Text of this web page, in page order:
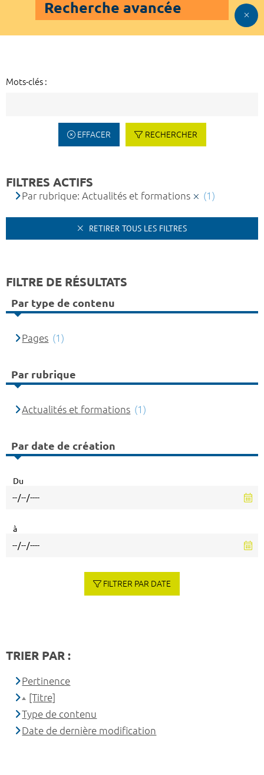
Recherche avancée
Mots-clés :
EFFACER RECHERCHER
FILTRES ACTIFS
Par rubrique: Actualités et formations (1)
RETIRER TOUS LES FILTRES
FILTRE DE RÉSULTATS
Par type de contenu
Pages (1)
Par rubrique
Actualités et formations (1)
Par date de création
Du
à
FILTRER PAR DATE
TRIER PAR :
Pertinence
[Titre]
Type de contenu
Date de dernière modification